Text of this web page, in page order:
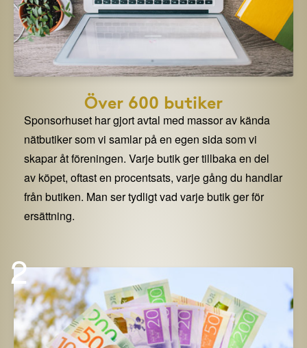
Över 600 butiker
Sponsorhuset har gjort avtal med massor av kända
nätbutiker som vi samlar på en egen sida som vi
skapar åt föreningen. Varje butik ger tillbaka en del
av köpet, oftast en procentsats, varje gång du handlar
från butiken. Man ser tydligt vad varje butik ger för
ersättning.
2